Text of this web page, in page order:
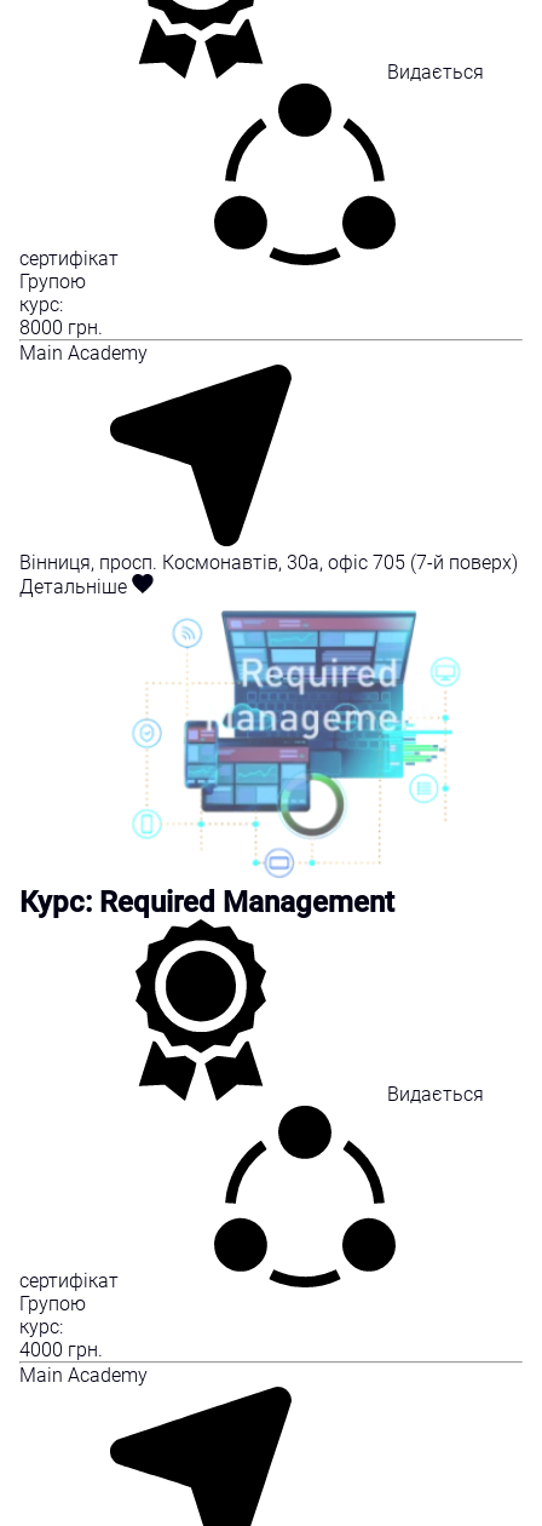
Видається
сертифікат
Групою
курс:
8000 грн.
Mаin Academy
Вінниця, просп. Космонавтів, 30а, офіс 705 (7-й поверх)
Детальніше
Курс: Required Management
Видається
сертифікат
Групою
курс:
4000 грн.
Mаin Academy